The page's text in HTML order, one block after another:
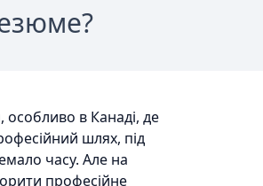
в Канаді, де
шлях, під
часу. Але на
професійне